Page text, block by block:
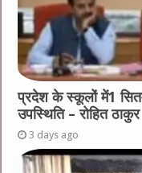
प्रदेश के स्कूलों में1
उपस्थिति – रोहित ठाकुर
3 days ago